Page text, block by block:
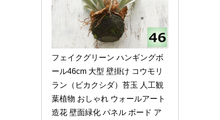
フェイクグリーン ハンギングボ
ール46cm 大型 壁掛け コウモリ
ラン（ビカクシダ）苔玉 人工観
葉植物 おしゃれ ウォールアート
造花 壁面緑化 パネル ボード ア